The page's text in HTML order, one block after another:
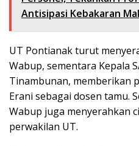
Antisipasi Kebakaran
UT Pontianak turut
Wabup, sementara Kepala
Tinambunan, memberikan
Erani sebagai dosen tamu.
Wabup juga menyerahkan
perwakilan UT.